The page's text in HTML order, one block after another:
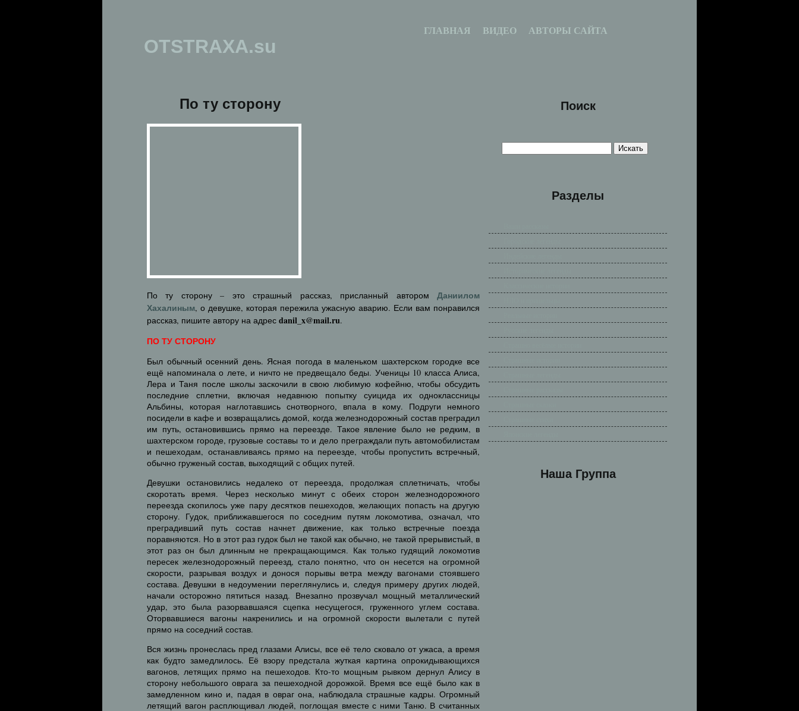
OTSTRAXA.su
ГЛАВНАЯ ВИДЕО АВТОРЫ САЙТА
По ту сторону
По ту сторону – это страшный рассказ, присланный автором Даниилом
Хахалиным, о девушке, которая пережила ужасную аварию. Если вам понравился
рассказ, пишите автору на адрес danil_x@mail.ru.
ПО ТУ СТОРОНУ
Был обычный осенний день. Ясная погода в маленьком шахтерском городке все
ещё напоминала о лете, и ничто не предвещало беды. Ученицы 10 класса Алиса,
Лера и Таня после школы заскочили в свою любимую кофейню, чтобы обсудить
последние сплетни, включая недавнюю попытку суицида их одноклассницы
Альбины, которая наглотавшись снотворного, впала в кому. Подруги немного
посидели в кафе и возвращались домой, когда железнодорожный состав преградил
им путь, остановившись прямо на переезде. Такое явление было не редким, в
шахтерском городе, грузовые составы то и дело преграждали путь автомобилистам
и пешеходам, останавливаясь прямо на переезде, чтобы пропустить встречный,
обычно груженый состав, выходящий с общих путей.
Девушки остановились недалеко от переезда, продолжая сплетничать, чтобы
скоротать время. Через несколько минут с обеих сторон железнодорожного
переезда скопилось уже пару десятков пешеходов, желающих попасть на другую
сторону. Гудок, приближавшегося по соседним путям локомотива, означал, что
преградивший путь состав начнет движение, как только встречные поезда
поравняются. Но в этот раз гудок был не такой как обычно, не такой прерывистый, в
этот раз он был длинным не прекращающимся. Как только гудящий локомотив
пересек железнодорожный переезд, стало понятно, что он несется на огромной
скорости, разрывая воздух и донося порывы ветра между вагонами стоявшего
состава. Девушки в недоумении переглянулись и, следуя примеру других людей,
начали осторожно пятиться назад. Внезапно прозвучал мощный металлический
удар, это была разорвавшаяся сцепка несущегося, груженного углем состава.
Оторвавшиеся вагоны накренились и на огромной скорости вылетали с путей
прямо на соседний состав.
Вся жизнь пронеслась пред глазами Алисы, все её тело сковало от ужаса, а время
как будто замедлилось. Её взору предстала жуткая картина опрокидывающихся
вагонов, летящих прямо на пешеходов. Кто-то мощным рывком дернул Алису в
сторону небольшого оврага за пешеходной дорожкой. Время все ещё было как в
замедленном кино и, падая в овраг она, наблюдала страшные кадры. Огромный
летящий вагон расплющивал людей, поглощая вместе с ними Таню. В считанных
Поиск
Разделы
Наша Группа